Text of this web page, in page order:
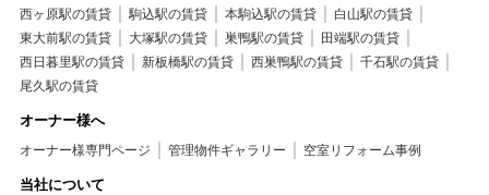
西ヶ原駅の賃貸
駒込駅の賃貸 本駒込駅の賃貸
白山駅の賃貸
東大前駅の賃貸
大塚駅の賃貸 巣鴨駅の賃貸
田端駅の賃貸
西日暮里駅の賃貸
新板橋駅の賃貸 西巣鴨駅の賃貸
千石駅の賃貸
尾久駅の賃貸
オーナー様へ
オーナー様専門ページ 管理物件ギャラリー 空室リフォーム事例
当社について